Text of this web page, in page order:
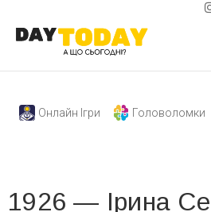
Онлайн Ігри Головоломки
1926 — Ірина